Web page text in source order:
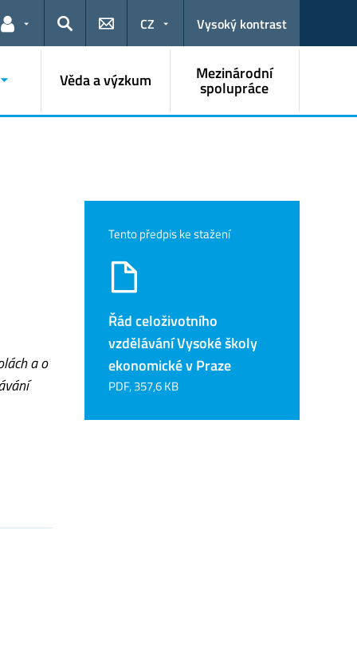
Odkazy pro uživatele
Hledat
CZ Vysoký kontrast
Věda a výzkum Mezinárodní
spolupráce
a o
Tento předpis ke stažení
Řád celoživotního
vzdělávání Vysoké školy
ekonomické v Praze
PDF, 357,6 KB